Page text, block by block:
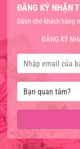
ĐĂNG KÝ NHẬN
Dành cho khách hàng
ĐĂNG KÝ